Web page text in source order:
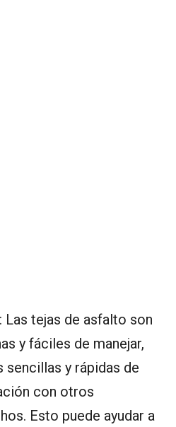
: Las tejas de asfalto son
y fáciles de manejar,
sencillas y rápidas de
con otros
Esto puede ayudar a